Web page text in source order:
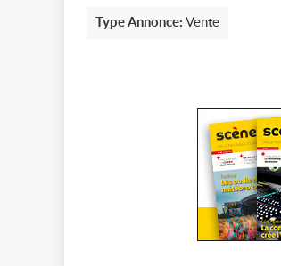
Type Annonce: Vente